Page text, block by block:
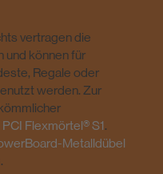
vertragen die
und können für
Regale oder
werden. Zur
PCI Flexmörtel® S1.
Metalldübel